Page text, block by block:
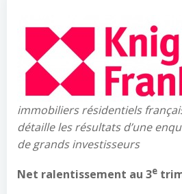
immobiliers résidentiels
détaille les résultats d’une
de grands investisseurs
Net ralentissement au 3e